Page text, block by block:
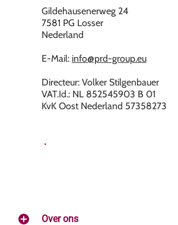
Gildehausenerweg 24
7581 PG Losser
Nederland
E-Mail: info@prd-group.eu
Directeur: Volker Stilgenbauer
VAT.Id.: NL 852545903 B 01
KvK Oost Nederland 57358273
.
Over ons